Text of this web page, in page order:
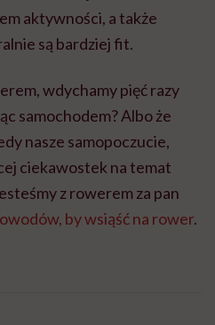
aktywności, a także
są bardziej fit.
wdychamy pięć razy
samochodem? Albo że
nasze samopoczucie,
ciekawostek na temat
z rowerem za pan
by wsiąść na rower.